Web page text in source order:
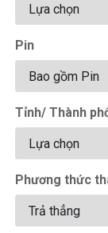
Pin
Tỉnh/ Thành
Phương thức